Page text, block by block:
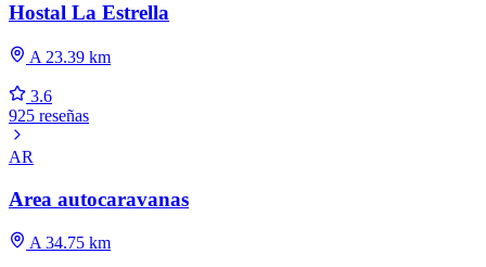
Hostal La Estrella
A 23.39 km
3.6
925 reseñas
AR
Area autocaravanas
A 34.75 km